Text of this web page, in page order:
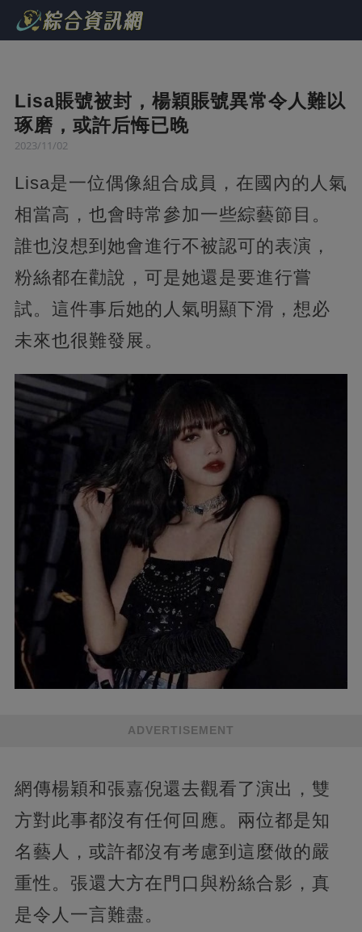
Lisa賬號被封，楊穎賬號異常令人難以
琢磨，或許后悔已晚
2023/11/02
Lisa是一位偶像組合成員，在國內的人氣
相當高，也會時常參加一些綜藝節目。
誰也沒想到她會進行不被認可的表演，
粉絲都在勸說，可是她還是要進行嘗
試。這件事后她的人氣明顯下滑，想必
未來也很難發展。
ADVERTISEMENT
網傳楊穎和張嘉倪還去觀看了演出，雙
方對此事都沒有任何回應。兩位都是知
名藝人，或許都沒有考慮到這麼做的嚴
重性。張還大方在門口與粉絲合影，真
是令人一言難盡。